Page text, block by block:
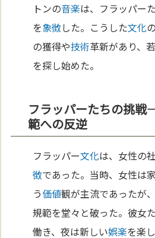
トンの音楽は、フラッパー
を象徴した。こうした文化
の獲得や技術革新があり、
を探し始めた。
フラッパーたちの挑
範への反逆
フラッパー文化は、女性の
徴であった。当時、女性は
う価値観が主流であったが
規範を堂々と破った。彼女
働き、夜は新しい娯楽を楽